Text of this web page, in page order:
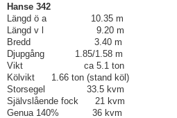
Hanse 342
Längd ö a 10.35 m
Längd v l 9.20 m
Bredd 3.40 m
Djupgång 1.85/1.58 m
Vikt ca 5.1 ton
Kölvikt 1.66 ton (stand köl)
Storsegel 33.5 kvm
Självslående fock 21 kvm
Genua 140% 36 kvm